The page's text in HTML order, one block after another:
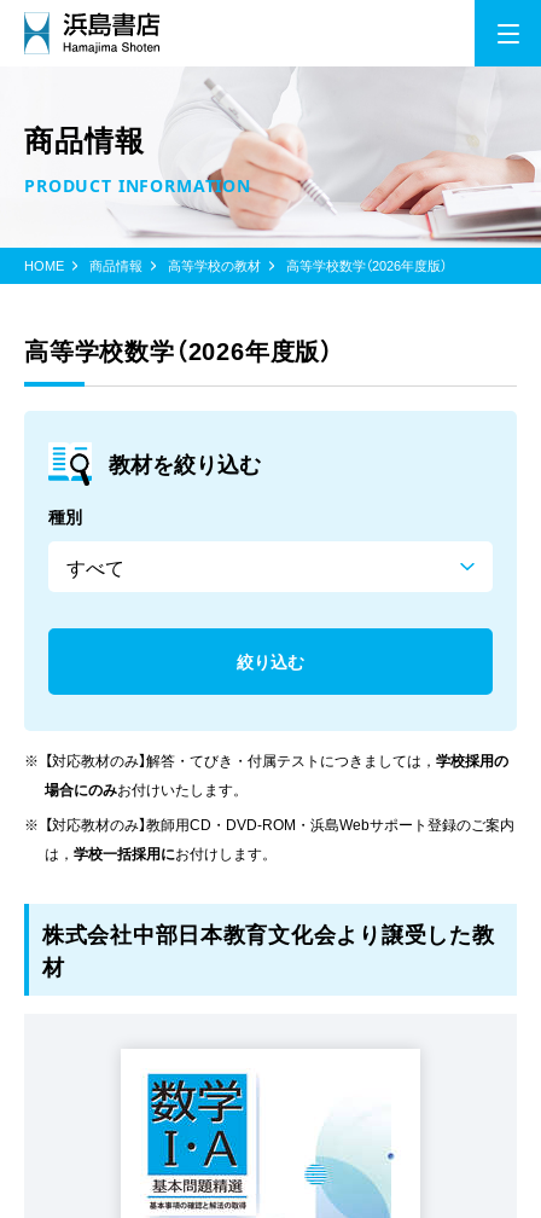
商品情報
PRODUCT INFORMATION
HOME 商品情報 高等学校の教材 高等学校数学（2026年度版）
高等学校数学（2026年度版）
教材を絞り込む
種別
【対応教材のみ】解答・てびき・付属テストにつきましては， 学校採用の
場合にのみお付けいたします。
【対応教材のみ】教師用CD・DVD-ROM・浜島Webサポート登録のご案内
は， 学校一括採用にお付けします。
株式会社中部日本教育文化会より譲受した教
材